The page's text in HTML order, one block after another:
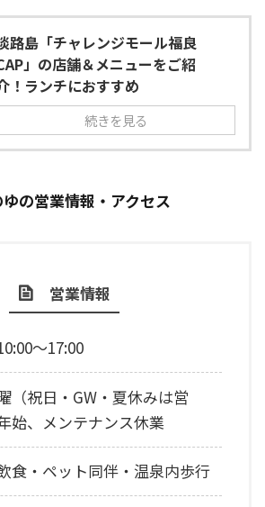
路島「チャレンジモール福良
」の店舗＆メニューをご紹
！ランチにおすすめ
続きを見る
の営業情報・アクセス
営業情報
～17:00
（祝日・GW・夏休みは営
始、メンテナンス休業
食・ペット同伴・温泉内歩行